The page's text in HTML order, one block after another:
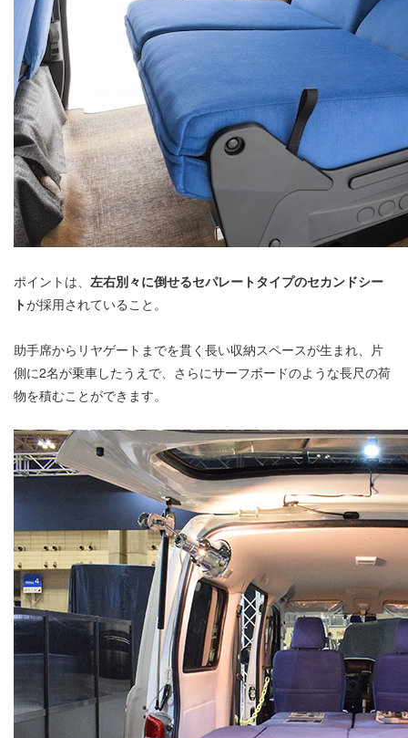
ポイントは、 左右別々に倒せるセパレートタイプのセカンドシー
トが採用されていること。
助手席からリヤゲートまでを貫く長い収納スペースが生まれ、片
側に2名が乗車したうえで、さらにサーフボードのような長尺の荷
物を積むことができます。